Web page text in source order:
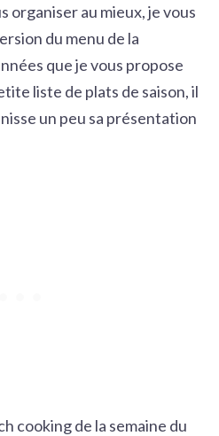
organiser au mieux, je vous
du menu de la
que je vous propose
liste de plats de saison, il
un peu sa présentation
cookingde la semaine du